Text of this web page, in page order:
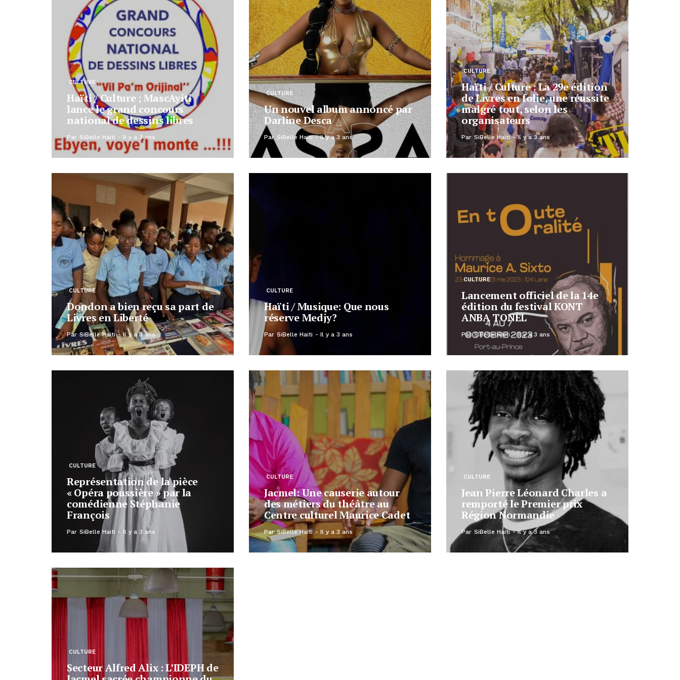
CULTURE
Haïti / Culture ; MascAyiti
lance le grand concours
national de dessins libres
Par SiBelle Haiti Il y a 3 ans
CULTURE
Un nouvel album annoncé par
Darline Desca
Par SiBelle Haiti Il y a 3 ans
CULTURE
Haïti / Culture : La 29e édition
de Livres en folie, une réussite
malgré tout, selon les
organisateurs
Par SiBelle Haiti Il y a 3 ans
CULTURE
Dondon a bien reçu sa part de
Livres en Liberté
Par SiBelle Haiti Il y a 3 ans
CULTURE
Haïti / Musique: Que nous
réserve Medjy?
Par SiBelle Haiti Il y a 3 ans
CULTURE
Lancement officiel de la 14e
édition du festival KONT
ANBA TONÈL
Par SiBelle Haiti Il y a 3 ans
CULTURE
Représentation de la pièce
« Opéra poussière » par la
comédienne Stéphanie
François
Par SiBelle Haiti Il y a 3 ans
CULTURE
Jacmel: Une causerie autour
des métiers du théâtre au
Centre culturel Maurice Cadet
Par SiBelle Haiti Il y a 3 ans
CULTURE
Jean Pierre Léonard Charles a
remporté le Premier prix
Région Normandie
Par SiBelle Haiti Il y a 3 ans
CULTURE
Secteur Alfred Alix : L’IDEPH de